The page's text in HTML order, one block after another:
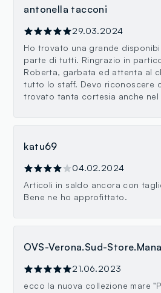
antonella tacconi
29.03.2024
Ho trovato una grande
parte di tutti. Ringrazio in
Roberta, garbata ed attenta al
tutto lo staff. Devo riconoscere
trovato tanta cortesia anche nel
katu69
04.02.2024
Articoli in saldo ancora con
Bene ne ho approfittato.
OVS-Verona.Sud-
21.06.2023
ecco la nuova collezione mare